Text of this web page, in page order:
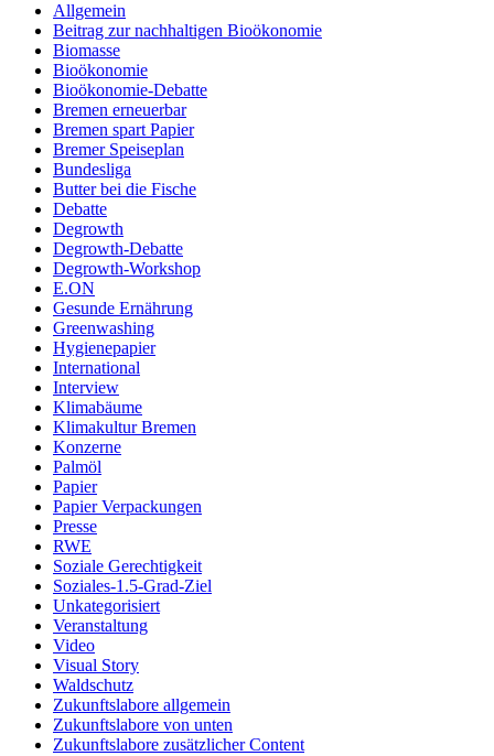
Allgemein
Beitrag zur nachhaltigen Bioökonomie
Biomasse
Bioökonomie
Bioökonomie-Debatte
Bremen erneuerbar
Bremen spart Papier
Bremer Speiseplan
Bundesliga
Butter bei die Fische
Debatte
Degrowth
Degrowth-Debatte
Degrowth-Workshop
E.ON
Gesunde Ernährung
Greenwashing
Hygienepapier
International
Interview
Klimabäume
Klimakultur Bremen
Konzerne
Palmöl
Papier
Papier Verpackungen
Presse
RWE
Soziale Gerechtigkeit
Soziales-1.5-Grad-Ziel
Unkategorisiert
Veranstaltung
Video
Visual Story
Waldschutz
Zukunftslabore allgemein
Zukunftslabore von unten
Zukunftslabore zusätzlicher Content